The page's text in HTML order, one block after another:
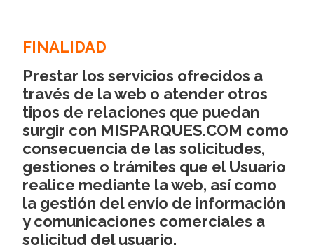
FINALIDAD
Prestar los servicios ofrecidos a
través de la web o atender otros
tipos de relaciones que puedan
surgir con MISPARQUES.COM como
consecuencia de las solicitudes,
gestiones o trámites que el Usuario
realice mediante la web, así como
la gestión del envío de información
y comunicaciones comerciales a
solicitud del usuario.